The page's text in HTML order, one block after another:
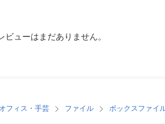
ビューはまだありません。
フィス・手芸 ファイル ボックスファイ